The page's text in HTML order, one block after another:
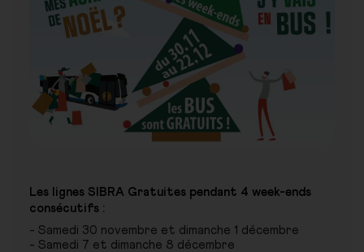
Les lignes SIBRA Gratuites pendant 4 week-ends
consécutifs :
- Samedi 30 novembre et dimanche 1 décembre
- Samedi 7 et dimanche 8 décembre